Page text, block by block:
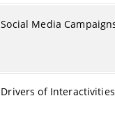
Social Media
Drivers of